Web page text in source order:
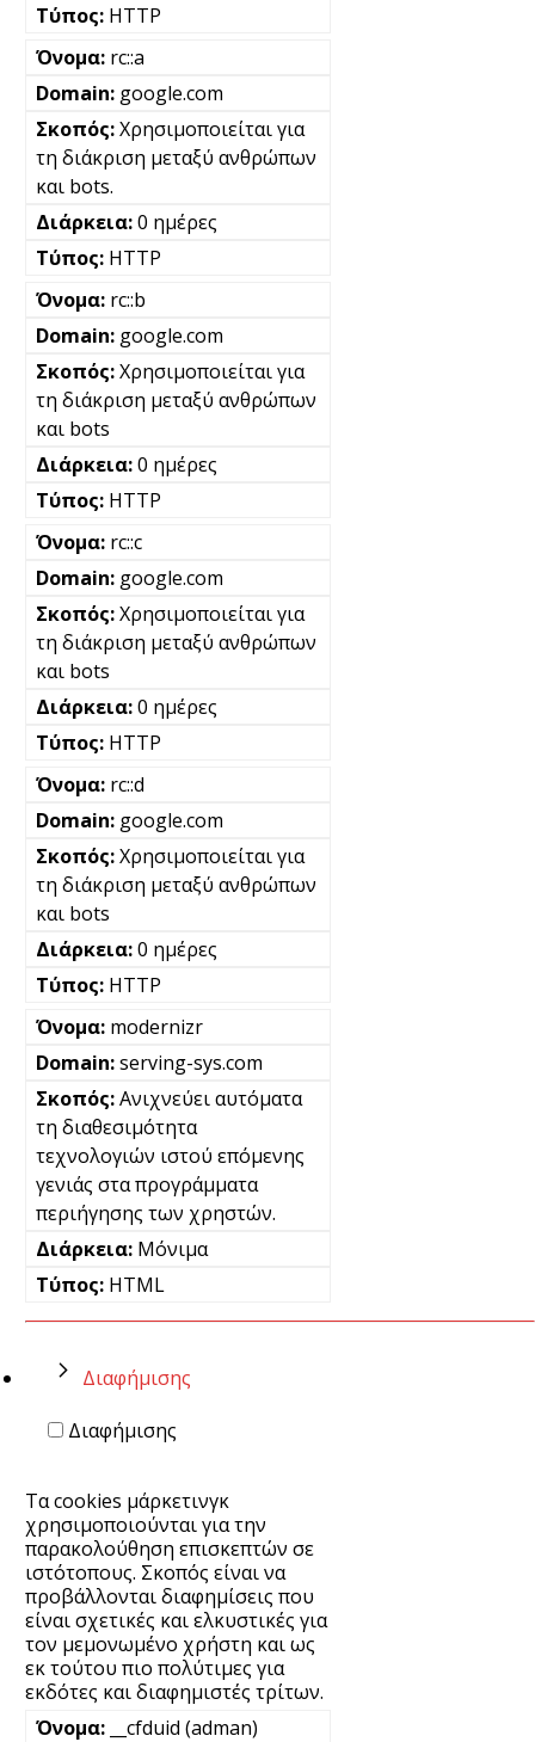
HTTP
rc::a
google.com
Χρησιμοποιείται για
τη διάκριση μεταξύ ανθρώπων
και bots.
0 ημέρες
HTTP
rc::b
google.com
Χρησιμοποιείται για
τη διάκριση μεταξύ ανθρώπων
και bots
0 ημέρες
HTTP
rc::c
google.com
Χρησιμοποιείται για
τη διάκριση μεταξύ ανθρώπων
και bots
0 ημέρες
HTTP
rc::d
google.com
Χρησιμοποιείται για
τη διάκριση μεταξύ ανθρώπων
και bots
0 ημέρες
HTTP
modernizr
serving-sys.com
Ανιχνεύει αυτόματα
τη διαθεσιμότητα
τεχνολογιών ιστού επόμενης
γενιάς στα προγράμματα
περιήγησης των χρηστών.
Μόνιμα
HTML
Διαφήμισης
Διαφήμισης
Τα cookies μάρκετινγκ
χρησιμοποιούνται για την
παρακολούθηση επισκεπτών σε
ιστότοπους. Σκοπός είναι να
προβάλλονται διαφημίσεις που
είναι σχετικές και ελκυστικές για
τον μεμονωμένο χρήστη και ως
εκ τούτου πιο πολύτιμες για
εκδότες και διαφημιστές τρίτων.
__cfduid (adman)